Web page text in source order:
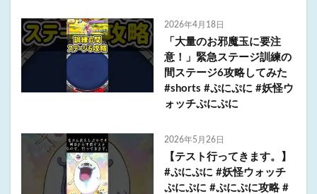
2026年4月18日
「大量のお邪魔玉に要注
意！」緊急ステージ訓練の
間ステージ6攻略してみた
#shorts #ぷにぷに #妖怪ウ
ォッチぷにぷに
2026年5月26日
【テスト行ってきます。】
#ぷにぷに #妖怪ウォッチ
ぷにぷに #ぷにぷに攻略 #